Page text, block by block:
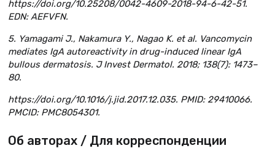
https://doi.org/10.25208/0042-4609-2018-94-6-42-51.
EDN: AEFVFN.
5. Yamagami J., Nakamura Y., Nagao K. et al. Vancomycin
mediates IgA autoreactivity in drug-induced linear IgA
bullous dermatosis. J Invest Dermatol. 2018; 138(7): 1473–
80.
https://doi.org/10.1016/j.jid.2017.12.035. PMID: 29410066.
PMCID: PMC8054301.
Об авторах / Для корреспонденции